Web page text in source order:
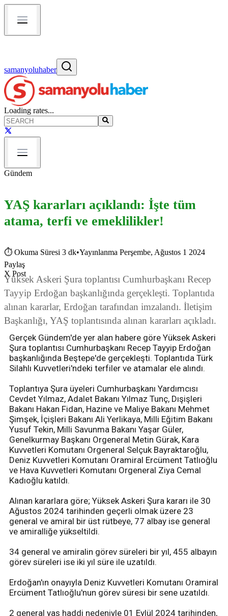
samanyoluhaber
Loading rates...
Gündem
YAŞ kararları açıklandı: İşte tüm
atama, terfi ve emeklilikler!
⏱ Okuma Süresi 3 dk•Yayınlanma Perşembe, Ağustos 1 2024
Paylaş
X Post
Yüksek Askeri Şura toplantısı Cumhurbaşkanı Recep
Tayyip Erdoğan başkanlığında gerçekleşti. Toplantıda
alınan kararlar, Erdoğan tarafından imzalandı. İletişim
Başkanlığı, YAŞ toplantısında alınan kararları açıkladı.
Gerçek Gündem'de yer alan habere göre Yüksek Askeri
Şura toplantısı Cumhurbaşkanı Recep Tayyip Erdoğan
başkanlığında Beştepe'de gerçekleşti. Toplantıda Türk
Silahlı Kuvvetleri'ndeki terfiler ve atamalar ele alındı.
Toplantıya Şura üyeleri Cumhurbaşkanı Yardımcısı
Cevdet Yılmaz, Adalet Bakanı Yılmaz Tunç, Dışişleri
Bakanı Hakan Fidan, Hazine ve Maliye Bakanı Mehmet
Şimşek, İçişleri Bakanı Ali Yerlikaya, Milli Eğitim Bakanı
Yusuf Tekin, Milli Savunma Bakanı Yaşar Güler,
Genelkurmay Başkanı Orgeneral Metin Gürak, Kara
Kuvvetleri Komutanı Orgeneral Selçuk Bayraktaroğlu,
Deniz Kuvvetleri Komutanı Oramiral Ercüment Tatlıoğlu
ve Hava Kuvvetleri Komutanı Orgeneral Ziya Cemal
Kadıoğlu katıldı.
Alınan kararlara göre; Yüksek Askeri Şura kararı ile 30
Ağustos 2024 tarihinden geçerli olmak üzere 23
general ve amiral bir üst rütbeye, 77 albay ise general
ve amiralliğe yükseltildi.
34 general ve amiralin görev süreleri bir yıl, 455 albayın
görev süreleri ise iki yıl süre ile uzatıldı.
Erdoğan'ın onayıyla Deniz Kuvvetleri Komutanı Oramiral
Ercüment Tatlıoğlu'nun görev süresi bir sene uzatıldı.
2 general yaş haddi nedeniyle 01 Eylül 2024 tarihinden,